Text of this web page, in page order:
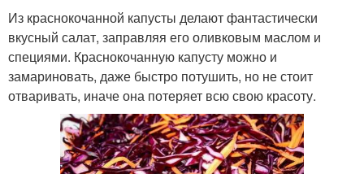
Из краснокочанной капусты делают фантастически
вкусный салат, заправляя его оливковым маслом и
специями. Краснокочанную капусту можно и
замариновать, даже быстро потушить, но не стоит
отваривать, иначе она потеряет всю свою красоту.